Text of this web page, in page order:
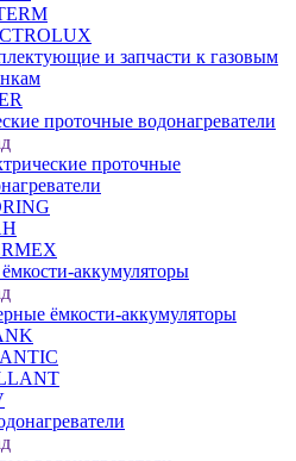
и запчасти к газовым
проточные водонагреватели
проточные
аккумуляторы
ёмкости-аккумуляторы